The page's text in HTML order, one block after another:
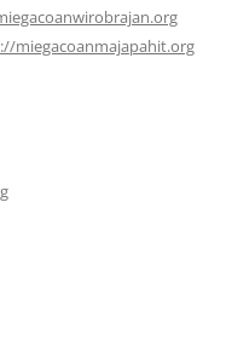
miegacoanmajapahit.org